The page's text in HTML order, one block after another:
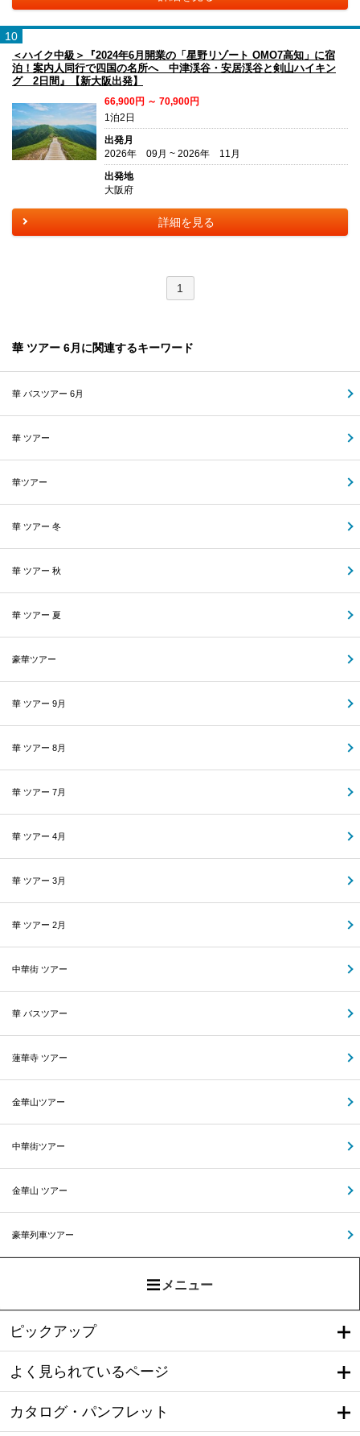
10
＜ハイク中級＞『2024年6月開業の「星野リゾート OMO7高知」に宿
泊！案内人同行で四国の名所へ 中津渓谷・安居渓谷と剣山ハイキン
グ 2日間』【新大阪出発】
66,900円 ～ 70,900円
1泊2日
出発月
2026年 09月 ~ 2026年 11月
出発地
大阪府
詳細を見る
1
華 ツアー 6月に関連するキーワード
華 バスツアー 6月
華 ツアー
華ツアー
華 ツアー 冬
華 ツアー 秋
華 ツアー 夏
豪華ツアー
華 ツアー 9月
華 ツアー 8月
華 ツアー 7月
華 ツアー 4月
華 ツアー 3月
華 ツアー 2月
中華街 ツアー
華 バスツアー
蓮華寺 ツアー
金華山ツアー
中華街ツアー
金華山 ツアー
豪華列車ツアー
メニュー
ピックアップ
よく見られているページ
カタログ・パンフレット